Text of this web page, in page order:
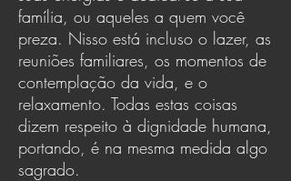
família, ou aqueles a quem você
preza. Nisso está incluso o lazer, as
reuniões familiares, os momentos de
contemplação da vida, e o
relaxamento. Todas estas coisas
dizem respeito à dignidade humana,
portando, é na mesma medida algo
sagrado.